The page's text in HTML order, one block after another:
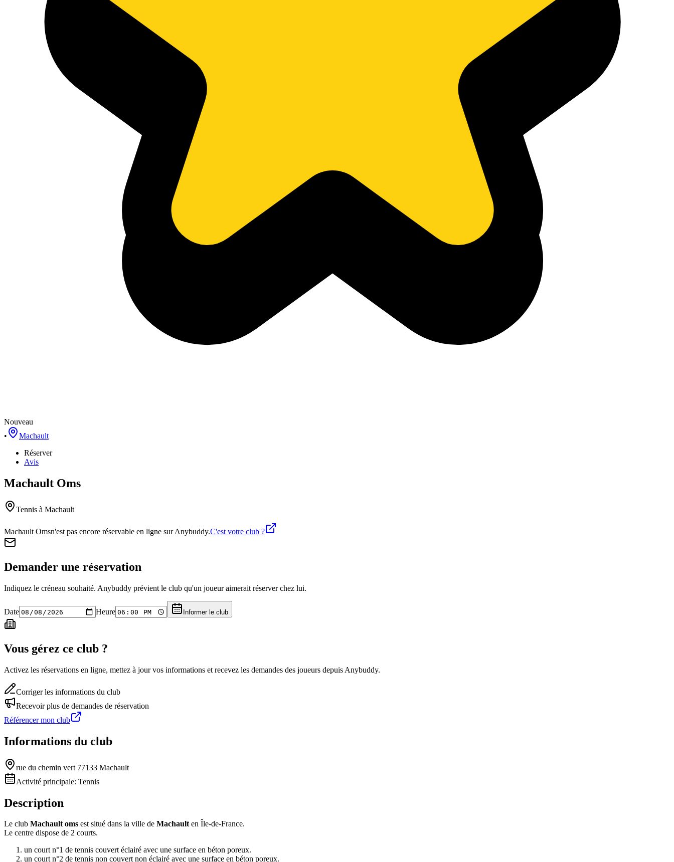
Nouveau
•
Machault
Réserver
Avis
Machault Oms
Tennis à Machault
Machault Omsn'est pas encore réservable en ligne sur Anybuddy.C'est votre club ?
Demander une réservation
Indiquez le créneau souhaité. Anybuddy prévient le club qu'un joueur aimerait réserver chez lui.
Date Heure Informer le club
Vous gérez ce club ?
Activez les réservations en ligne, mettez à jour vos informations et recevez les demandes des joueurs depuis Anybuddy.
Corriger les informations du club
Recevoir plus de demandes de réservation
Référencer mon club
Informations du club
rue du chemin vert 77133 Machault
Activité principale: Tennis
Description
Le club Machault oms est situé dans la ville de Machaulten Île-de-France.
Le centre dispose de 2 courts.
un court n°1 de tennis couvert éclairé avec une surface en béton poreux.
un court n°2 de tennis non couvert non éclairé avec une surface en béton poreux.